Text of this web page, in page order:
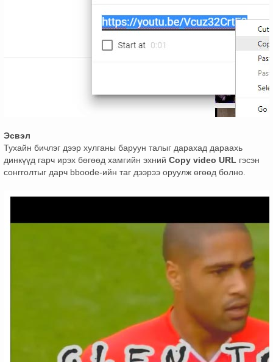
Эсвэл
Тухайн бичлэг дээр хулганы баруун талыг дарахад дараахь
динкүүд гарч ирэх бөгөөд хамгийн эхний Copy video URL гэсэн
сонгголтыг дарч bboode-ийн таг дээрээ оруулж өгөөд болно.